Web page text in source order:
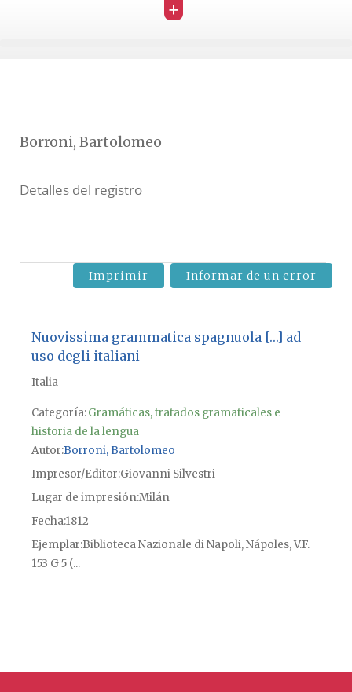
+
Borroni, Bartolomeo
Detalles del registro
Imprimir Informar de un error
Nuovissima grammatica spagnuola […] ad
uso degli italiani
Italia
Categoría:Gramáticas, tratados gramaticales e
historia de la lengua
Autor Borroni, Bartolomeo
Impresor/Editor Giovanni Silvestri
Lugar de impresiónMilán
Fecha1812
Ejemplar Biblioteca Nazionale di Napoli, Nápoles, V.F.
153 G 5 (...